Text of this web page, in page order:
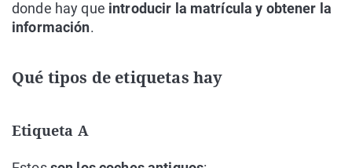
donde hay que introducir la matrícula y obtener la
información.
Qué tipos de etiquetas hay
Etiqueta A